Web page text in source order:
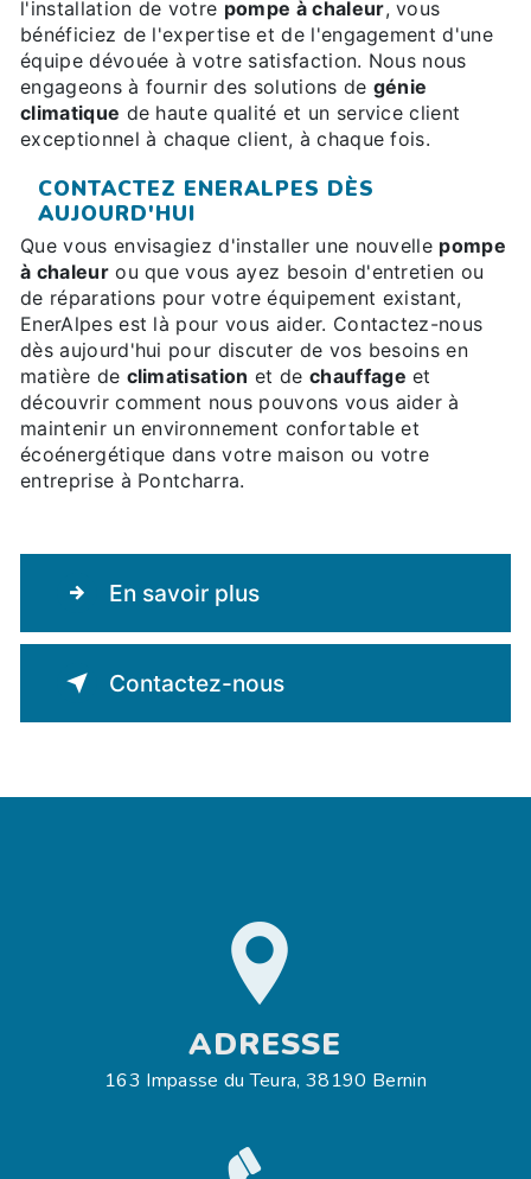
l'installation de votre pompe à chaleur, vous
bénéficiez de l'expertise et de l'engagement d'une
équipe dévouée à votre satisfaction. Nous nous
engageons à fournir des solutions de génie
climatique de haute qualité et un service client
exceptionnel à chaque client, à chaque fois.
CONTACTEZ ENERALPES DÈS
AUJOURD'HUI
Que vous envisagiez d'installer une nouvelle pompe
à chaleurou que vous ayez besoin d'entretien ou
de réparations pour votre équipement existant,
EnerAlpes est là pour vous aider. Contactez-nous
dès aujourd'hui pour discuter de vos besoins en
matière de climatisation et de chauffage et
découvrir comment nous pouvons vous aider à
maintenir un environnement confortable et
écoénergétique dans votre maison ou votre
entreprise à Pontcharra.
En savoir plus
Contactez-nous
ADRESSE
163 Impasse du Teura, 38190 Bernin